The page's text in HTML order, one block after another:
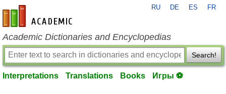
en-academic.com
RU DE ES FR
Academic Dictionaries and Encyclopedias
Search!
Interpretations Translations Books Игры ⚽